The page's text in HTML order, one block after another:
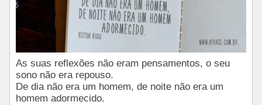
As suas reflexões não eram pensamentos, o seu
sono não era repouso.
De dia não era um homem, de noite não era um
homem adormecido.